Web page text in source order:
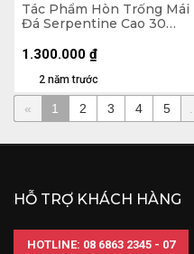
Tác Phẩm Hòn Trống Mái
Đá Serpentine Cao 30
2 năm trước
1.300.000 ₫
« 1 2 3 4 5
HỖ TRỢ KHÁCH HÀNG
HOTLINE: 08 6863 2345 - 07